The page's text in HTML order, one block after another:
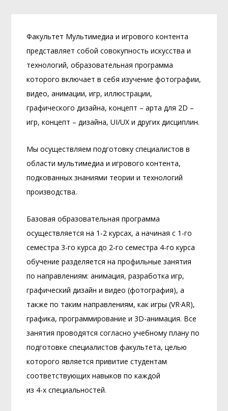
Факультет Мультимедиа и игрового контента
представляет собой совокупность искусства и
технологий, образовательная программа
которого включает в себя изучение фотографии,
видео, анимации, игр, иллюстрации,
графического дизайна, концепт – арта для 2D –
игр, концепт – дизайна, UI/UX и других дисциплин.
Мы осуществляем подготовку специалистов в
области мультимедиа и игрового контента,
подкованных знаниями теории и технологий
производства.
Базовая образовательная программа
осуществляется на 1-2 курсах, а начиная с 1-го
семестра 3-го курса до 2-го семестра 4-го курса
обучение разделяется на профильные занятия
по направлениям: анимация, разработка игр,
графический дизайн и видео (фотография), а
также по таким направлениям, как игры (VR·AR),
графика, программирование и 3D-анимация. Все
занятия проводятся согласно учебному плану по
подготовке специалистов факультета, целью
которого является привитие студентам
соответствующих навыков по каждой
из 4-х специальностей.